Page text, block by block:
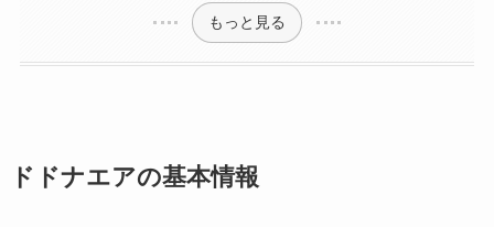
もっと見る
ドドナエアの基本情報